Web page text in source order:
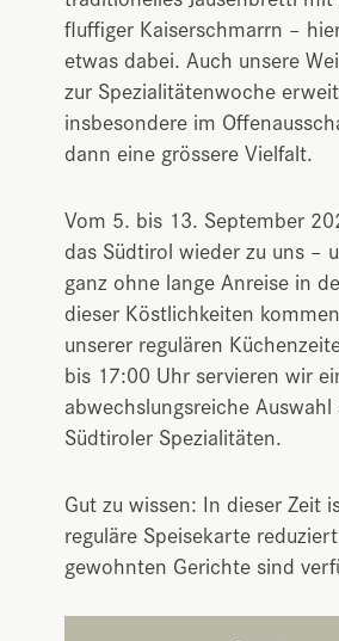
fluffiger Kaiserschmarrn –
etwas dabei. Auch unsere
zur Spezialitätenwoche
insbesondere im
dann eine grössere Vielfalt.
Vom 5. bis 13. September
das Südtirol wieder zu uns –
ganz ohne lange Anreise in
dieser Köstlichkeiten
unserer regulären
bis 17:00 Uhr servieren wir
abwechslungsreiche
Südtiroler Spezialitäten.
Gut zu wissen: In dieser Zeit
reguläre Speisekarte
gewohnten Gerichte sind